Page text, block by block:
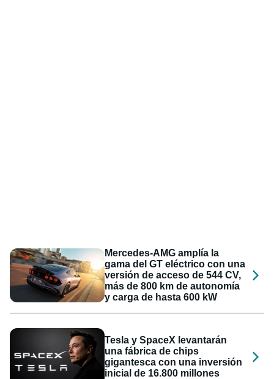
Mercedes-AMG amplía la
gama del GT eléctrico con una
versión de acceso de 544 CV,
más de 800 km de autonomía
y carga de hasta 600 kW
Tesla y SpaceX levantarán
una fábrica de chips
gigantesca con una inversión
inicial de 16.800 millones